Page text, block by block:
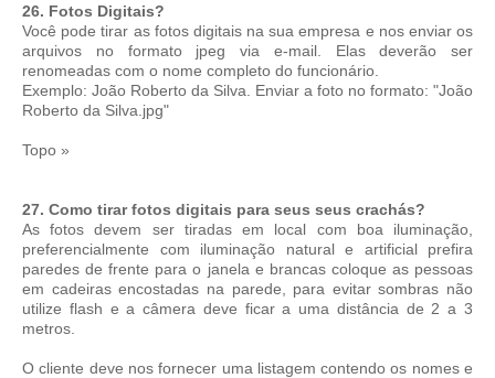
26. Fotos Digitais?
Você pode tirar as fotos digitais na sua empresa e nos enviar os
arquivos no formato jpeg via e-mail. Elas deverão ser
renomeadas com o nome completo do funcionário.
Exemplo: João Roberto da Silva. Enviar a foto no formato: "João
Roberto da Silva.jpg"
Topo »
27. Como tirar fotos digitais para seus seus crachás?
As fotos devem ser tiradas em local com boa iluminação,
preferencialmente com iluminação natural e artificial prefira
paredes de frente para o janela e brancas coloque as pessoas
em cadeiras encostadas na parede, para evitar sombras não
utilize flash e a câmera deve ficar a uma distância de 2 a 3
metros.
O cliente deve nos fornecer uma listagem contendo os nomes e